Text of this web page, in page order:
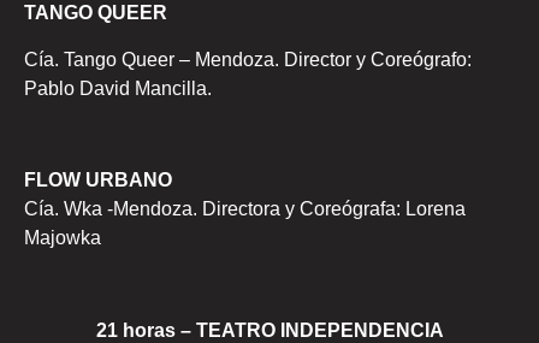
TANGO QUEER
Cía. Tango Queer – Mendoza. Director y Coreógrafo:
Pablo David Mancilla.
FLOW URBANO
Cía. Wka -Mendoza. Directora y Coreógrafa: Lorena
Majowka
21 horas – TEATRO INDEPENDENCIA